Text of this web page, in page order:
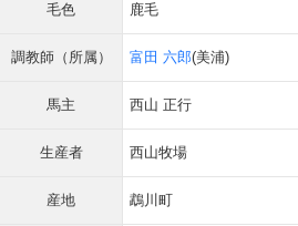
毛色 鹿毛
調教師（所属） 富田 六郎(美浦)
馬主 西山 正行
生産者 西山牧場
産地 鵡川町